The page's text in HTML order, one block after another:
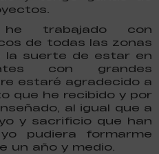
trabajado con
de todas las zonas
la suerte de estar en
con grandes
estaré agradecido a
que he recibido y por
al igual que a
y sacrificio que han
pudiera formarme
un año y medio.